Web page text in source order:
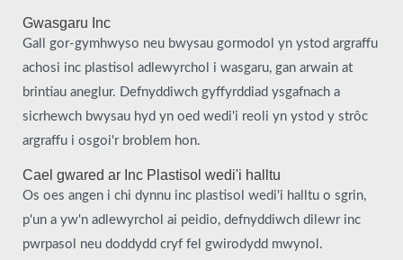
Gwasgaru Inc
Gall gor-gymhwyso neu bwysau gormodol yn ystod argraffu
achosi inc plastisol adlewyrchol i wasgaru, gan arwain at
brintiau aneglur. Defnyddiwch gyffyrddiad ysgafnach a
sicrhewch bwysau hyd yn oed wedi'i reoli yn ystod y strôc
argraffu i osgoi'r broblem hon.
Cael gwared ar Inc Plastisol wedi'i halltu
Os oes angen i chi dynnu inc plastisol wedi'i halltu o sgrin,
p'un a yw'n adlewyrchol ai peidio, defnyddiwch dilewr inc
pwrpasol neu doddydd cryf fel gwirodydd mwynol.